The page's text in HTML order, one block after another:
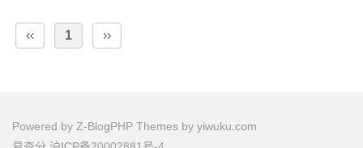
‹‹ 1 ››
Powered by Z-BlogPHP Themes by yiwuku.com